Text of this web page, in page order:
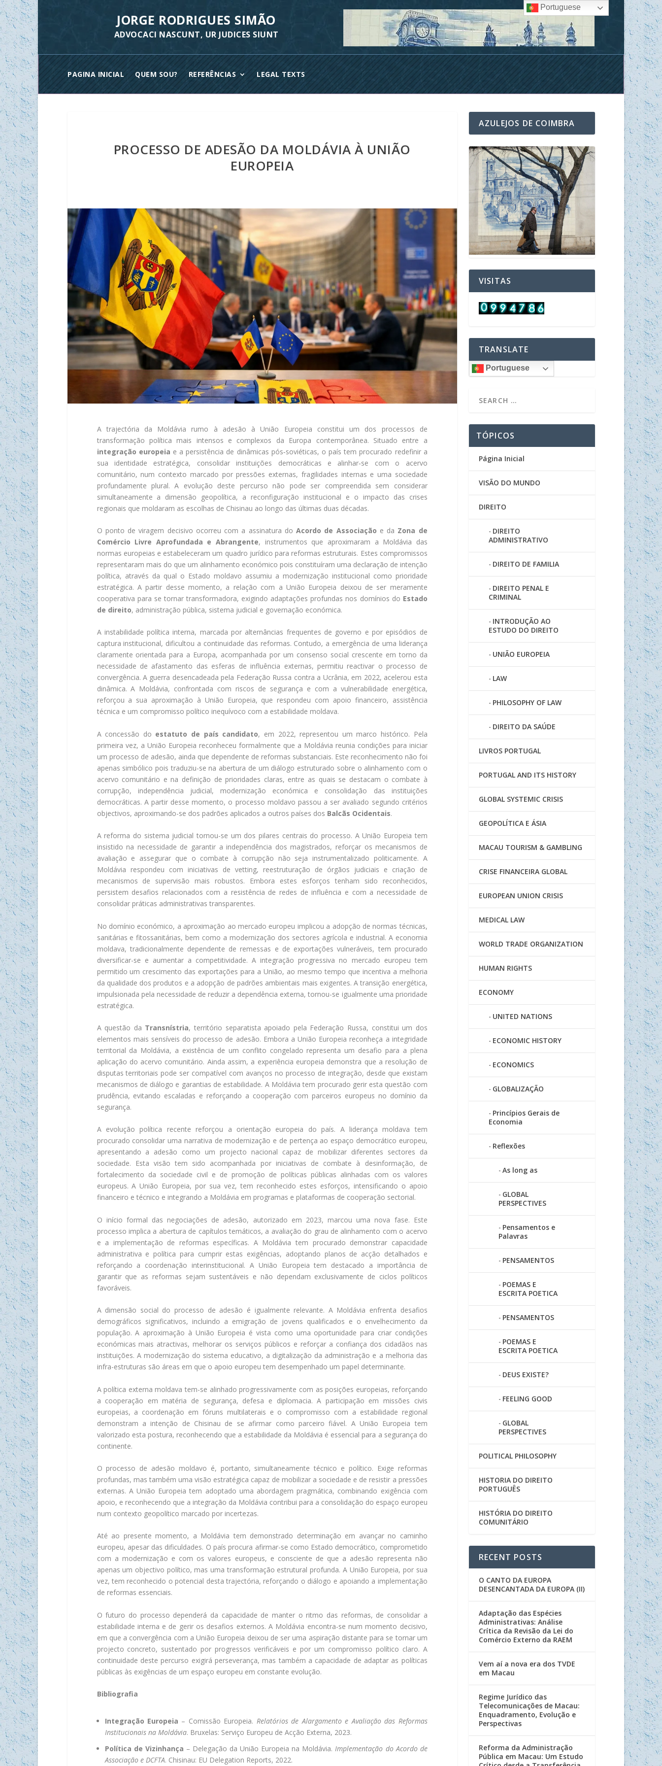
JORGE RODRIGUES SIMÃO
ADVOCACI NASCUNT, UR JUDICES SIUNT
PAGINA INICIAL QUEM SOU? REFERÊNCIAS LEGAL TEXTS
PROCESSO DE ADESÃO DA MOLDÁVIA À UNIÃO
EUROPEIA
A trajectória da Moldávia rumo à adesão à União Europeia constitui um dos processos de
transformação política mais intensos e complexos da Europa contemporânea. Situado entre a
integração europeia e a persistência de dinâmicas pós‑soviéticas, o país tem procurado redefinir a
sua identidade estratégica, consolidar instituições democráticas e alinhar‑se com o acervo
comunitário, num contexto marcado por pressões externas, fragilidades internas e uma sociedade
profundamente plural. A evolução deste percurso não pode ser compreendida sem considerar
simultaneamente a dimensão geopolítica, a reconfiguração institucional e o impacto das crises
regionais que moldaram as escolhas de Chisinau ao longo das últimas duas décadas.
O ponto de viragem decisivo ocorreu com a assinatura doAcordo de Associação e da Zona de
Comércio Livre Aprofundada e Abrangente, instrumentos que aproximaram a Moldávia das
normas europeias e estabeleceram um quadro jurídico para reformas estruturais. Estes compromissos
representaram mais do que um alinhamento económico pois constituíram uma declaração de intenção
política, através da qual o Estado moldavo assumiu a modernização institucional como prioridade
estratégica. A partir desse momento, a relação com a União Europeia deixou de ser meramente
cooperativa para se tornar transformadora, exigindo adaptações profundas nos domínios do Estado
de direito, administração pública, sistema judicial e governação económica.
A instabilidade política interna, marcada por alternâncias frequentes de governo e por episódios de
captura institucional, dificultou a continuidade das reformas. Contudo, a emergência de uma liderança
claramente orientada para a Europa, acompanhada por um consenso social crescente em torno da
necessidade de afastamento das esferas de influência externas, permitiu reactivar o processo de
convergência. A guerra desencadeada pela Federação Russa contra a Ucrânia, em 2022, acelerou esta
dinâmica. A Moldávia, confrontada com riscos de segurança e com a vulnerabilidade energética,
reforçou a sua aproximação à União Europeia, que respondeu com apoio financeiro, assistência
técnica e um compromisso político inequívoco com a estabilidade moldava.
A concessão do estatuto de país candidato, em 2022, representou um marco histórico. Pela
primeira vez, a União Europeia reconheceu formalmente que a Moldávia reunia condições para iniciar
um processo de adesão, ainda que dependente de reformas substanciais. Este reconhecimento não foi
apenas simbólico pois traduziu-se na abertura de um diálogo estruturado sobre o alinhamento com o
acervo comunitário e na definição de prioridades claras, entre as quais se destacam o combate à
corrupção, independência judicial, modernização económica e consolidação das instituições
democráticas. A partir desse momento, o processo moldavo passou a ser avaliado segundo critérios
objectivos, aproximando-se dos padrões aplicados a outros países dos Balcãs Ocidentais.
A reforma do sistema judicial tornou-se um dos pilares centrais do processo. A União Europeia tem
insistido na necessidade de garantir a independência dos magistrados, reforçar os mecanismos de
avaliação e assegurar que o combate à corrupção não seja instrumentalizado politicamente. A
Moldávia respondeu com iniciativas de vetting, reestruturação de órgãos judiciais e criação de
mecanismos de supervisão mais robustos. Embora estes esforços tenham sido reconhecidos,
persistem desafios relacionados com a resistência de redes de influência e com a necessidade de
consolidar práticas administrativas transparentes.
No domínio económico, a aproximação ao mercado europeu implicou a adopção de normas técnicas,
sanitárias e fitossanitárias, bem como a modernização dos sectores agrícola e industrial. A economia
moldava, tradicionalmente dependente de remessas e de exportações vulneráveis, tem procurado
diversificar-se e aumentar a competitividade. A integração progressiva no mercado europeu tem
permitido um crescimento das exportações para a União, ao mesmo tempo que incentiva a melhoria
da qualidade dos produtos e a adopção de padrões ambientais mais exigentes. A transição energética,
impulsionada pela necessidade de reduzir a dependência externa, tornou-se igualmente uma prioridade
estratégica.
A questão da Transnístria, território separatista apoiado pela Federação Russa, constitui um dos
elementos mais sensíveis do processo de adesão. Embora a União Europeia reconheça a integridade
territorial da Moldávia, a existência de um conflito congelado representa um desafio para a plena
aplicação do acervo comunitário. Ainda assim, a experiência europeia demonstra que a resolução de
disputas territoriais pode ser compatível com avanços no processo de integração, desde que existam
mecanismos de diálogo e garantias de estabilidade. A Moldávia tem procurado gerir esta questão com
prudência, evitando escaladas e reforçando a cooperação com parceiros europeus no domínio da
segurança.
A evolução política recente reforçou a orientação europeia do país. A liderança moldava tem
procurado consolidar uma narrativa de modernização e de pertença ao espaço democrático europeu,
apresentando a adesão como um projecto nacional capaz de mobilizar diferentes sectores da
sociedade. Esta visão tem sido acompanhada por iniciativas de combate à desinformação, de
fortalecimento da sociedade civil e de promoção de políticas públicas alinhadas com os valores
europeus. A União Europeia, por sua vez, tem reconhecido estes esforços, intensificando o apoio
financeiro e técnico e integrando a Moldávia em programas e plataformas de cooperação sectorial.
O início formal das negociações de adesão, autorizado em 2023, marcou uma nova fase. Este
processo implica a abertura de capítulos temáticos, a avaliação do grau de alinhamento com o acervo
e a implementação de reformas específicas. A Moldávia tem procurado demonstrar capacidade
administrativa e política para cumprir estas exigências, adoptando planos de acção detalhados e
reforçando a coordenação interinstitucional. A União Europeia tem destacado a importância de
garantir que as reformas sejam sustentáveis e não dependam exclusivamente de ciclos políticos
favoráveis.
A dimensão social do processo de adesão é igualmente relevante. A Moldávia enfrenta desafios
demográficos significativos, incluindo a emigração de jovens qualificados e o envelhecimento da
população. A aproximação à União Europeia é vista como uma oportunidade para criar condições
económicas mais atractivas, melhorar os serviços públicos e reforçar a confiança dos cidadãos nas
instituições. A modernização do sistema educativo, a digitalização da administração e a melhoria das
infra-estruturas são áreas em que o apoio europeu tem desempenhado um papel determinante.
A política externa moldava tem-se alinhado progressivamente com as posições europeias, reforçando
a cooperação em matéria de segurança, defesa e diplomacia. A participação em missões civis
europeias, a coordenação em fóruns multilaterais e o compromisso com a estabilidade regional
demonstram a intenção de Chisinau de se afirmar como parceiro fiável. A União Europeia tem
valorizado esta postura, reconhecendo que a estabilidade da Moldávia é essencial para a segurança do
continente.
O processo de adesão moldavo é, portanto, simultaneamente técnico e político. Exige reformas
profundas, mas também uma visão estratégica capaz de mobilizar a sociedade e de resistir a pressões
externas. A União Europeia tem adoptado uma abordagem pragmática, combinando exigência com
apoio, e reconhecendo que a integração da Moldávia contribui para a consolidação do espaço europeu
num contexto geopolítico marcado por incertezas.
Até ao presente momento, a Moldávia tem demonstrado determinação em avançar no caminho
europeu, apesar das dificuldades. O país procura afirmar-se como Estado democrático, comprometido
com a modernização e com os valores europeus, e consciente de que a adesão representa não
apenas um objectivo político, mas uma transformação estrutural profunda. A União Europeia, por sua
vez, tem reconhecido o potencial desta trajectória, reforçando o diálogo e apoiando a implementação
de reformas essenciais.
O futuro do processo dependerá da capacidade de manter o ritmo das reformas, de consolidar a
estabilidade interna e de gerir os desafios externos. A Moldávia encontra-se num momento decisivo,
em que a convergência com a União Europeia deixou de ser uma aspiração distante para se tornar um
projecto concreto, sustentado por progressos verificáveis e por um compromisso político claro. A
continuidade deste percurso exigirá perseverança, mas também a capacidade de adaptar as políticas
públicas às exigências de um espaço europeu em constante evolução.
Bibliografia
Integração Europeia – Comissão Europeia. Relatórios de Alargamento e Avaliação das Reformas
Institucionais na Moldávia. Bruxelas: Serviço Europeu de Acção Externa, 2023.
Política de Vizinhança – Delegação da União Europeia na Moldávia.Implementação do Acordo de
Associação e DCFTA. Chisinau: EU Delegation Reports, 2022.
AZULEJOS DE COIMBRA
VISITAS
TRANSLATE
Portuguese
TÓPICOS
Página Inicial
VISÃO DO MUNDO
DIREITO
DIREITO
ADMINISTRATIVO
DIREITO DE FAMILIA
DIREITO PENAL E
CRIMINAL
INTRODUÇÃO AO
ESTUDO DO DIREITO
UNIÃO EUROPEIA
LAW
PHILOSOPHY OF LAW
DIREITO DA SAÚDE
LIVROS PORTUGAL
PORTUGAL AND ITS HISTORY
GLOBAL SYSTEMIC CRISIS
GEOPOLÍTICA E ÁSIA
MACAU TOURISM & GAMBLING
CRISE FINANCEIRA GLOBAL
EUROPEAN UNION CRISIS
MEDICAL LAW
WORLD TRADE ORGANIZATION
HUMAN RIGHTS
ECONOMY
UNITED NATIONS
ECONOMIC HISTORY
ECONOMICS
GLOBALIZAÇÃO
Princípios Gerais de
Economia
Reflexões
As long as
GLOBAL
PERSPECTIVES
Pensamentos e
Palavras
PENSAMENTOS
POEMAS E
ESCRITA POETICA
PENSAMENTOS
POEMAS E
ESCRITA POETICA
DEUS EXISTE?
FEELING GOOD
GLOBAL
PERSPECTIVES
POLITICAL PHILOSOPHY
HISTORIA DO DIREITO
PORTUGUÊS
HISTÓRIA DO DIREITO
COMUNITÁRIO
RECENT POSTS
O CANTO DA EUROPA
DESENCANTADA DA EUROPA (II)
Adaptação das Espécies
Administrativas: Análise
Crítica da Revisão da Lei do
Comércio Externo da RAEM
Vem aí a nova era dos TVDE
em Macau
Regime Jurídico das
Telecomunicações de Macau:
Enquadramento, Evolução e
Perspectivas
Reforma da Administração
Pública em Macau: Um Estudo
Portuguese